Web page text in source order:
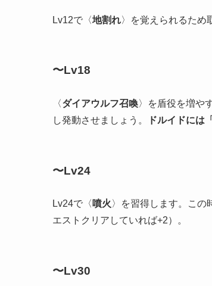
Lv12で〈地割れ〉を覚えられるため
〜Lv18
〈ダイアウルフ召喚〉を盾役を増や
し発動させましょう。
ドルイドには
〜Lv24
Lv24で〈 噴火〉を習得します。この
エストクリアしていれば+2）。
〜Lv30